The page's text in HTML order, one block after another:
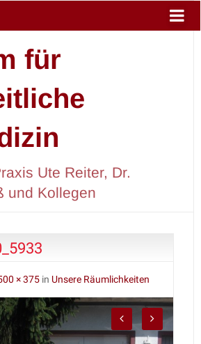
für
Ute Reiter, Dr.
und Kollegen
× 375 in Unsere Räumlichkeiten